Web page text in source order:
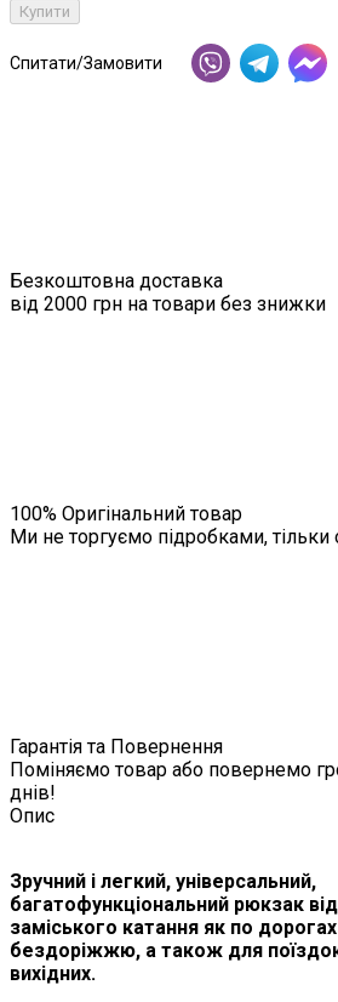
Купити
Спитати/Замовити
Безкоштовна доставка
від 2000 грн на товари без знижки
100% Оригінальний товар
Ми не торгуємо підробками, тільки
Гарантія та Повернення
Поміняємо товар або повернемо
днів!
Опис
Зручний і легкий, універсальний,
багатофункціональний рюкзак
заміського катання як по дорогах
бездоріжжю, а також для
вихідних.